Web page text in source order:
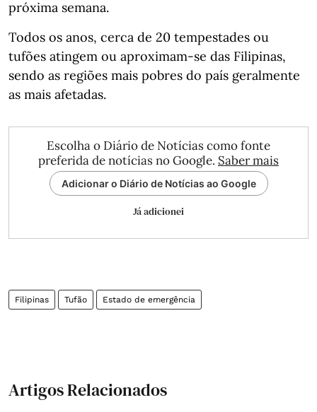
próxima semana.
Todos os anos, cerca de 20 tempestades ou
tufões atingem ou aproximam-se das Filipinas,
sendo as regiões mais pobres do país geralmente
as mais afetadas.
Escolha o Diário de Notícias como fonte
preferida de notícias no Google. Saber mais
Adicionar o Diário de Notícias ao Google
Já adicionei
Filipinas Tufão Estado de emergência
Artigos Relacionados